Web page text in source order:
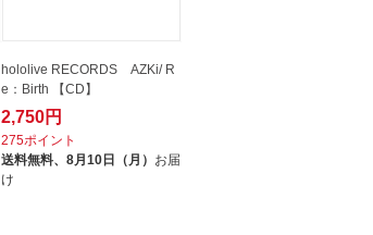
hololive RECORDS AZKi/ R
e：Birth 【CD】
2,750円
275ポイント
送料無料、 8月10日（月） お届
け